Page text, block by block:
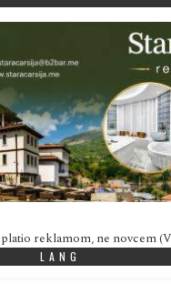
reklamom, ne novcem
LANG